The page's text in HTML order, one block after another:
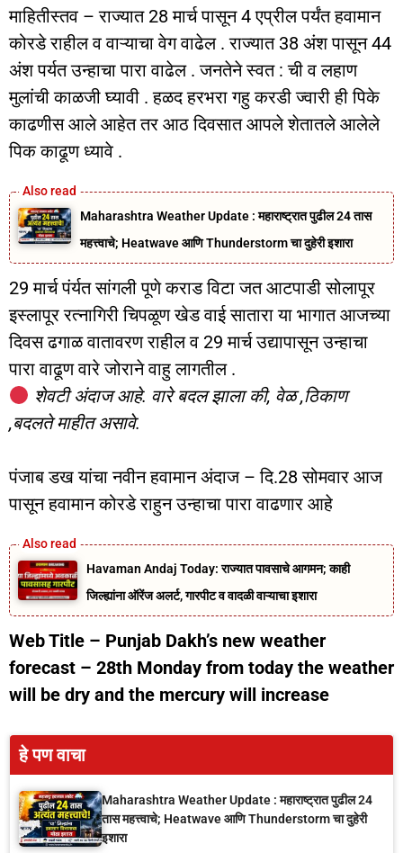
माहितीस्तव – राज्यात 28 मार्च पासून 4 एप्रील पर्यंत हवामान
कोरडे राहील व वाऱ्याचा वेग वाढेल . राज्यात 38 अंश पासून 44
अंश पर्यत उन्हाचा पारा वाढेल . जनतेने स्वत : ची व लहाण
मुलांची काळजी घ्यावी . हळद हरभरा गहु करडी ज्वारी ही पिके
काढणीस आले आहेत तर आठ दिवसात आपले शेतातले आलेले
पिक काढूण ध्यावे .
Maharashtra Weather Update : महाराष्ट्रात पुढील 24 तास
महत्त्वाचे; Heatwave आणि Thunderstorm चा दुहेरी इशारा
29 मार्च पंर्यत सांगली पूणे कराड विटा जत आटपाडी सोलापूर
इस्लापूर रत्नागिरी चिपळूण खेड वाई सातारा या भागात आजच्या
दिवस ढगाळ वातावरण राहील व 29 मार्च उद्यापासून उन्हाचा
पारा वाढूण वारे जोराने वाहु लागतील .
शेवटी अंदाज आहे. वारे बदल झाला की, वेळ ,ठिकाण
,बदलते माहीत असावे.
पंजाब डख यांचा नवीन हवामान अंदाज – दि.28 सोमवार आज
पासून हवामान कोरडे राहुन उन्हाचा पारा वाढणार आहे
Havaman Andaj Today: राज्यात पावसाचे आगमन; काही
जिल्ह्यांना ऑरेंज अलर्ट, गारपीट व वादळी वाऱ्याचा इशारा
Web Title – Punjab Dakh’s new weather
forecast – 28th Monday from today the weather
will be dry and the mercury will increase
हे पण वाचा
Maharashtra Weather Update : महाराष्ट्रात पुढील 24
तास महत्त्वाचे; Heatwave आणि Thunderstorm चा दुहेरी
इशारा